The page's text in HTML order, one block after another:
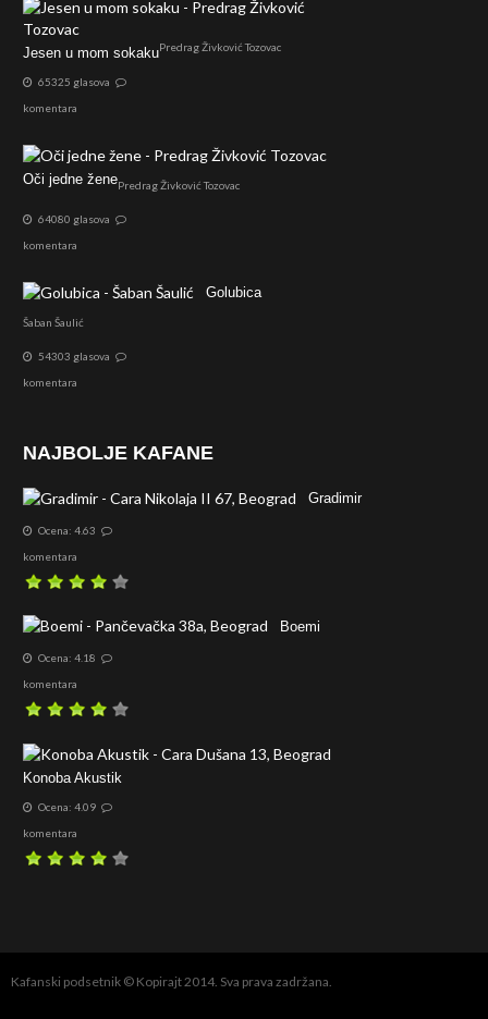
Jesen u mom sokakuPredrag Živković Tozovac
65325 glasova
komentara
Oči jedne ženePredrag Živković Tozovac
64080 glasova
komentara
Golubica
Šaban Šaulić
54303 glasova
komentara
NAJBOLJE KAFANE
Gradimir
Ocena: 4.63
komentara
Boemi
Ocena: 4.18
komentara
Konoba Akustik
Ocena: 4.09
komentara
Kafanski podsetnik © Kopirajt 2014. Sva prava zadržana.